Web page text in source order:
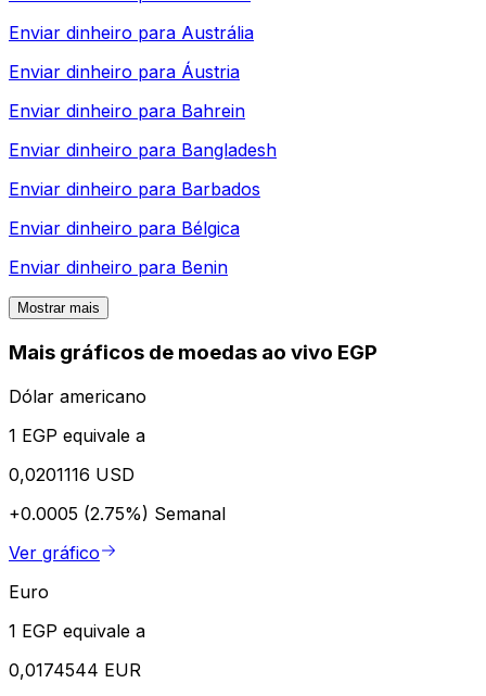
Enviar dinheiro para Austrália
Enviar dinheiro para Áustria
Enviar dinheiro para Bahrein
Enviar dinheiro para Bangladesh
Enviar dinheiro para Barbados
Enviar dinheiro para Bélgica
Enviar dinheiro para Benin
Mostrar mais
Mais gráficos de moedas ao vivo EGP
Dólar americano
1 EGP equivale a
0,0201116 USD
+0.0005 (2.75%) Semanal
Ver gráfico
Euro
1 EGP equivale a
0,0174544 EUR